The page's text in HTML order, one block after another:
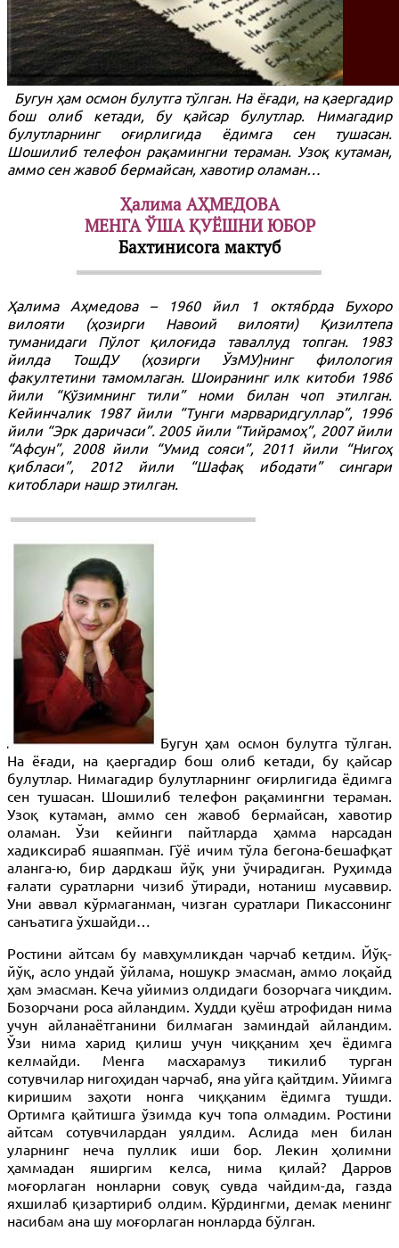
Бугун ҳам осмон булутга тўлган. На ёғади, на қаергадир
бош олиб кетади, бу қайсар булутлар. Нимагадир
булутларнинг оғирлигида ёдимга сен тушасан.
Шошилиб телефон рақамингни тераман. Узоқ кутаман,
аммо сен жавоб бермайсан, хавотир оламан…
Ҳалима АҲМЕДОВА
МEНГА ЎША ҚУЁШНИ ЮБОР
Бахтинисога мактуб
Ҳалима Аҳмедова – 1960 йил 1 октябрда Бухоро
вилояти (ҳозирги Навоий вилояти) Қизилтепа
туманидаги Пўлот қилоғида таваллуд топган. 1983
йилда ТошДУ (ҳозирги ЎзМУ)нинг филология
факултетини тамомлаган. Шоиранинг илк китоби 1986
йили “Кўзимнинг тили” номи билан чоп этилган.
Кейинчалик 1987 йили “Тунги марваридгуллар”, 1996
йили “Эрк даричаси”. 2005 йили “Тийрамоҳ”, 2007 йили
“Афсун”, 2008 йили “Умид сояси”, 2011 йили “Нигоҳ
қибласи”, 2012 йили “Шафақ ибодати” сингари
китоблари нашр этилган.
Бугун ҳам осмон булутга тўлган.
На ёғади, на қаергадир бош олиб кетади, бу қайсар
булутлар. Нимагадир булутларнинг оғирлигида ёдимга
сен тушасан. Шошилиб телефон рақамингни тераман.
Узоқ кутаман, аммо сен жавоб бермайсан, хавотир
оламан. Ўзи кейинги пайтларда ҳамма нарсадан
хадиксираб яшаяпман. Гўё ичим тўла бегона-бешафқат
аланга-ю, бир дардкаш йўқ уни ўчирадиган. Руҳимда
ғалати суратларни чизиб ўтиради, нотаниш мусаввир.
Уни аввал кўрмаганман, чизган суратлари Пикассонинг
санъатига ўхшайди…
Ростини айтсам бу мавҳумликдан чарчаб кетдим. Йўқ-
йўқ, асло ундай ўйлама, ношукр эмасман, аммо лоқайд
ҳам эмасман. Кеча уйимиз олдидаги бозорчага чиқдим.
Бозорчани роса айландим. Худди қуёш атрофидан нима
учун айланаётганини билмаган заминдай айландим.
Ўзи нима харид қилиш учун чиққаним ҳеч ёдимга
келмайди. Менга масхарамуз тикилиб турган
сотувчилар нигоҳидан чарчаб, яна уйга қайтдим. Уйимга
киришим заҳоти нонга чиққаним ёдимга тушди.
Ортимга қайтишга ўзимда куч топа олмадим. Ростини
айтсам сотувчилардан уялдим. Аслида мен билан
уларнинг неча пуллик иши бор. Лекин ҳолимни
ҳаммадан яширгим келса, нима қилай? Дарров
моғорлаган нонларни совуқ сувда чайдим-да, газда
яхшилаб қизартириб олдим. Кўрдингми, демак менинг
насибам ана шу моғорлаган нонларда бўлган.